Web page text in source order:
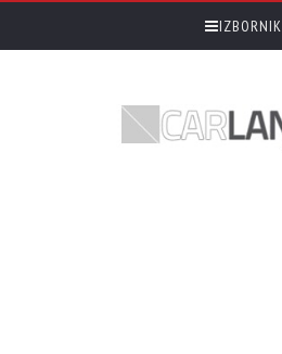
IZBORNIK